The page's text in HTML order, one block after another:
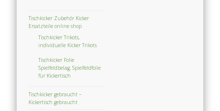
Tischkicker Zubehör Kicker
Ersatzteile online shop
Tischkicker Trikots,
individuelle Kicker Trikots
Tischkicker Folie
Spielfeldbelag, Spielfeldfolie
für Kickertisch
Tischkicker gebraucht –
Kickertisch gebraucht